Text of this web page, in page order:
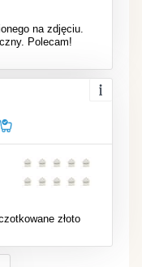
na zdjęciu.
Polecam!
złoto